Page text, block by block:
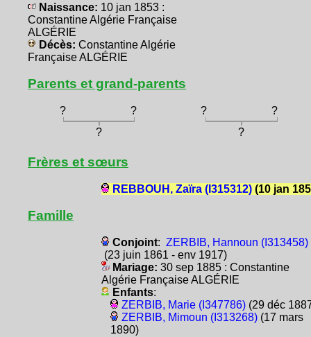
Naissance: 10 jan 1853 :
Constantine Algérie Française
ALGÉRIE
Décès: Constantine Algérie
Française ALGÉRIE
Parents et grand-parents
? ? ?
?
?
?
Frères et sœurs
REBBOUH, Zaïra (I315312)(10 jan
Famille
Conjoint: ZERBIB, Hannoun (I313458)
(23 juin 1861 - env 1917)
Mariage: 30 sep 1885 : Constantine
Algérie Française ALGÉRIE
Enfants:
ZERBIB, Marie (I347786)(29 déc
ZERBIB, Mimoun (I313268)(17 mars
1890)